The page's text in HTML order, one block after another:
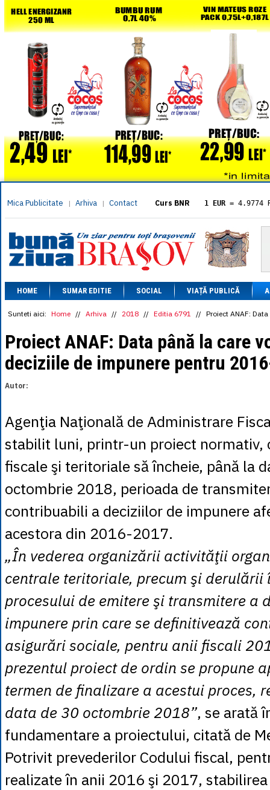
Mica Publicitate | Arhiva | Contact Curs BNR 1 EUR = 4.9774
= 5.8304
1 XAU= 464.4611
1 AED= 1.1933
1 AUD= 2.7957
1 BGN= 2.5449
1 CAD= 3.1559
1 CHF= 5.2813
1 CNY= 0.6015
1 EGP= 0.0860
1 HUF
= 1.2223
1 INR
= 0.0513
1 NOK= 0.4191
1 PLN= 1.1646
= 0.0425
1 RUB= 0.0530
1 SEK
1 TRY= 0.1141
1 XDR= 5.9383
1 ZAR = 0.2318
HOME SUMAR EDITIE SOCIAL VIAȚĂ PUBLICĂ
Sunteti aici: Home // Arhiva // 2018 // Editia 6791 // Proiect ANAF:
Proiect ANAF: Data până la care
deciziile de impunere pentru
Autor:
Agenţia Naţională de Administrare
stabilit luni, printr-un proiect normativ,
fiscale şi teritoriale să încheie, până la
octombrie 2018, perioada de
contribuabili a deciziilor de impunere
acestora din 2016-2017.
„În vederea organizării activităţii
centrale teritoriale, precum şi derulării
procesului de emitere şi transmitere a
impunere prin care se definitivează
asigurări sociale, pentru anii fiscali
prezentul proiect de ordin se propune
termen de finalizare a acestui proces,
data de 30 octombrie 2018”, se arată
fundamentare a proiectului, citată de
Potrivit prevederilor Codului fiscal,
realizate în anii 2016 şi 2017,